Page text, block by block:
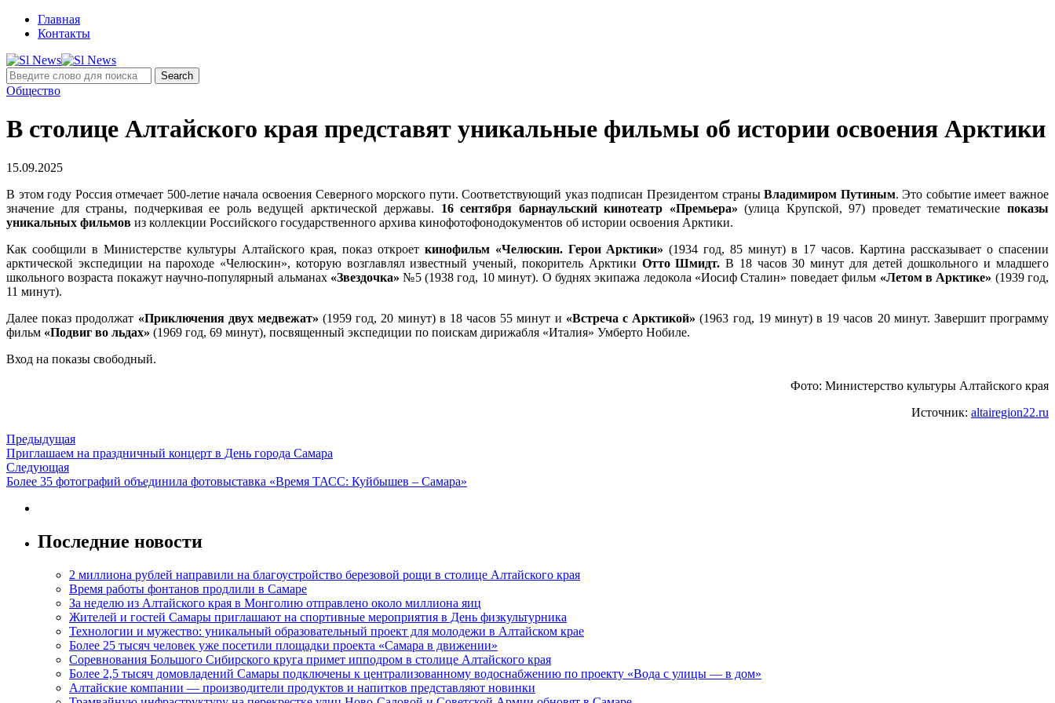
Главная
Контакты
Общество
В столице Алтайского края представят уникальные фильмы об истории освоения Арктики
15.09.2025
В этом году Россия отмечает 500-летие начала освоения Северного морского пути. Соответствующий указ подписан Президентом страныВладимиром Путиным. Это событие имеет важное
значение для страны, подчеркивая ее роль ведущей арктической державы. 16 сентября барнаульский кинотеатр «Премьера» (улица Крупской, 97) проведет тематическиепоказы
уникальных фильмов из коллекции Российского государственного архива кинофотофонодокументов об истории освоения Арктики.
Как сообщили в Министерстве культуры Алтайского края, показ откроет кинофильм «Челюскин. Герои Арктики»(1934 год, 85 минут) в 17 часов. Картина рассказывает о спасении
арктической экспедиции на пароходе «Челюскин», которую возглавлял известный ученый, покоритель Арктики Отто Шмидт. В 18 часов 30 минут для детей дошкольного и младшего
школьного возраста покажут научно-популярный альманах«Звездочка»№5 (1938 год, 10 минут). О буднях экипажа ледокола «Иосиф Сталин» поведает фильм «Летом в Арктике» (1939 год,
11 минут).
Далее показ продолжат «Приключения двух медвежат» (1959 год, 20 минут) в 18 часов 55 минут и «Встреча с Арктикой» (1963 год, 19 минут) в 19 часов 20 минут. Завершит программу
фильм «Подвиг во льдах» (1969 год, 69 минут), посвященный экспедиции по поискам дирижабля «Италия» Умберто Нобиле.
Вход на показы свободный.
Фото: Министерство культуры Алтайского края
Источник: altairegion22.ru
Предыдущая
Приглашаем на праздничный концерт в День города Самара
Следующая
Более 35 фотографий объединила фотовыставка «Время ТАСС: Куйбышев – Самара»
Последние новости
2 миллиона рублей направили на благоустройство березовой рощи в столице Алтайского края
Время работы фонтанов продлили в Самаре
За неделю из Алтайского края в Монголию отправлено около миллиона яиц
Жителей и гостей Самары приглашают на спортивные мероприятия в День физкультурника
Технологии и мужество: уникальный образовательный проект для молодежи в Алтайском крае
Более 25 тысяч человек уже посетили площадки проекта «Самара в движении»
Соревнования Большого Сибирского круга примет ипподром в столице Алтайского края
Более 2,5 тысяч домовладений Самары подключены к централизованному водоснабжению по проекту «Вода с улицы — в дом»
Алтайские компании — производители продуктов и напитков представляют новинки